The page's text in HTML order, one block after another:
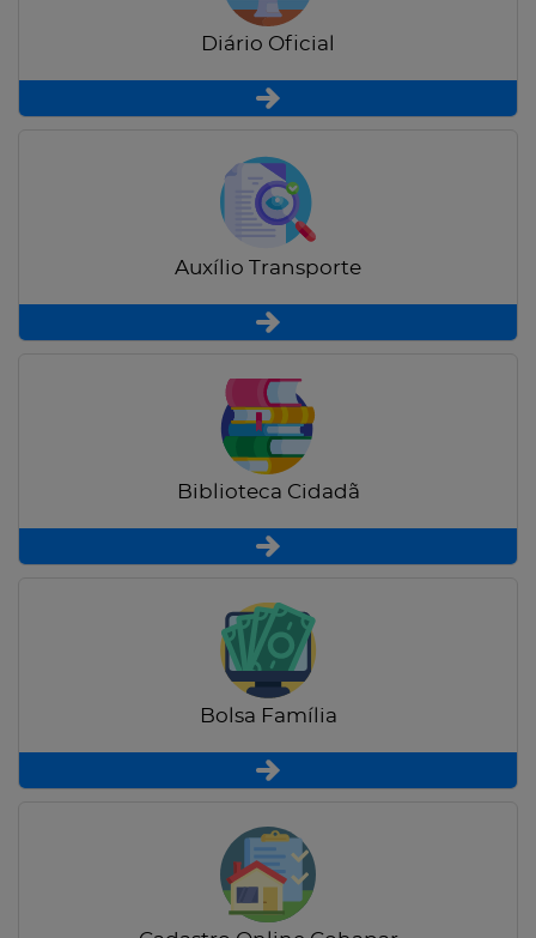
Diário Oficial
Auxílio Transporte
Biblioteca Cidadã
Bolsa Família